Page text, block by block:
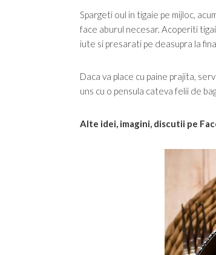
Spargeti oul in tigaie pe mijloc,
face aburul necesar. Acoperiti
iute si presarati pe deasupra la
Daca va place cu paine prajita,
uns cu o pensula cateva felii de
Alte idei, imagini, discutii pe